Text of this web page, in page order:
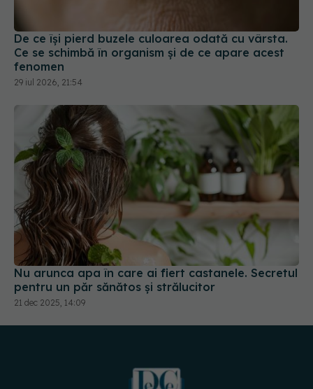
De ce își pierd buzele culoarea odată cu vârsta.
Ce se schimbă în organism și de ce apare acest
fenomen
29 iul 2026, 21:54
Nu arunca apa în care ai fiert castanele. Secretul
pentru un păr sănătos și strălucitor
21 dec 2025, 14:09